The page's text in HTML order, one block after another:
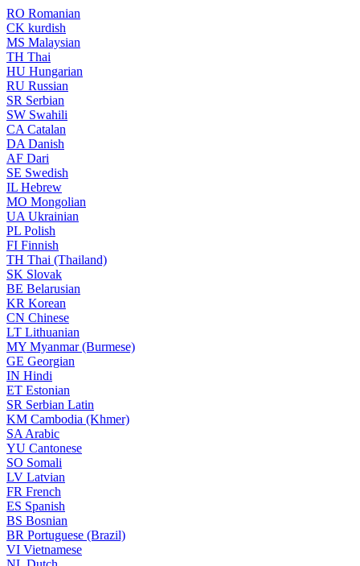
RO Romanian
CK kurdish
MS Malaysian
TH Thai
HU Hungarian
RU Russian
SR Serbian
SW Swahili
CA Catalan
DA Danish
AF Dari
SE Swedish
IL Hebrew
MO Mongolian
UA Ukrainian
PL Polish
FI Finnish
TH Thai (Thailand)
SK Slovak
BE Belarusian
KR Korean
CN Chinese
LT Lithuanian
MY Myanmar (Burmese)
GE Georgian
IN Hindi
ET Estonian
SR Serbian Latin
KM Cambodia (Khmer)
SA Arabic
YU Cantonese
SO Somali
LV Latvian
FR French
ES Spanish
BS Bosnian
BR Portuguese (Brazil)
VI Vietnamese